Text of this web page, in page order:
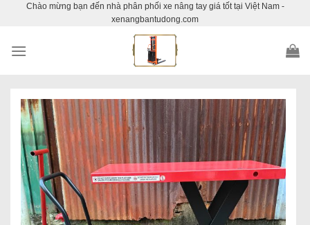
Chào mừng bạn đến nhà phân phối xe nâng tay giá tốt tại Việt Nam -
xenangbantudong.com